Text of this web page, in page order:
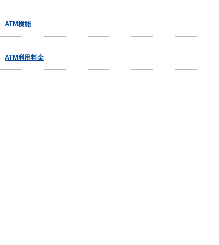
ATM機能
ATM利用料金